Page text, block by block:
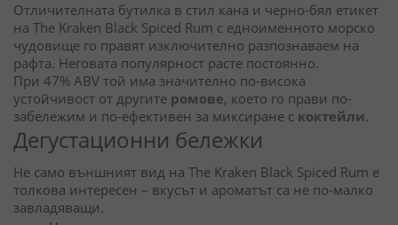
Отличителната бутилка в стил кана и черно-бял етикет
на The Kraken Black Spiced Rum с едноименното морско
чудовище го правят изключително разпознаваем на
рафта. Неговата популярност расте постоянно.
При 47% ABV той има значително по-висока
устойчивост от другите ромове, което го прави по-
забележим и по-ефективен за миксиране с коктейли.
Дегустационни бележки
Не само външният вид на The Kraken Black Spiced Rum е
толкова интересен – вкусът и ароматът са не по-малко
завладяващи.